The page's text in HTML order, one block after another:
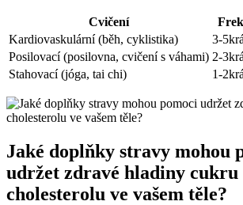
Cvičení
Kardiovaskulární (běh, cyklistika)
3-
Posilovací (posilovna, cvičení s váhami) 2-
Stahovací (jóga, tai chi)
1-
Jaké doplňky stravy mohou
udržet zdravé hladiny cukru
cholesterolu ve vašem těle?